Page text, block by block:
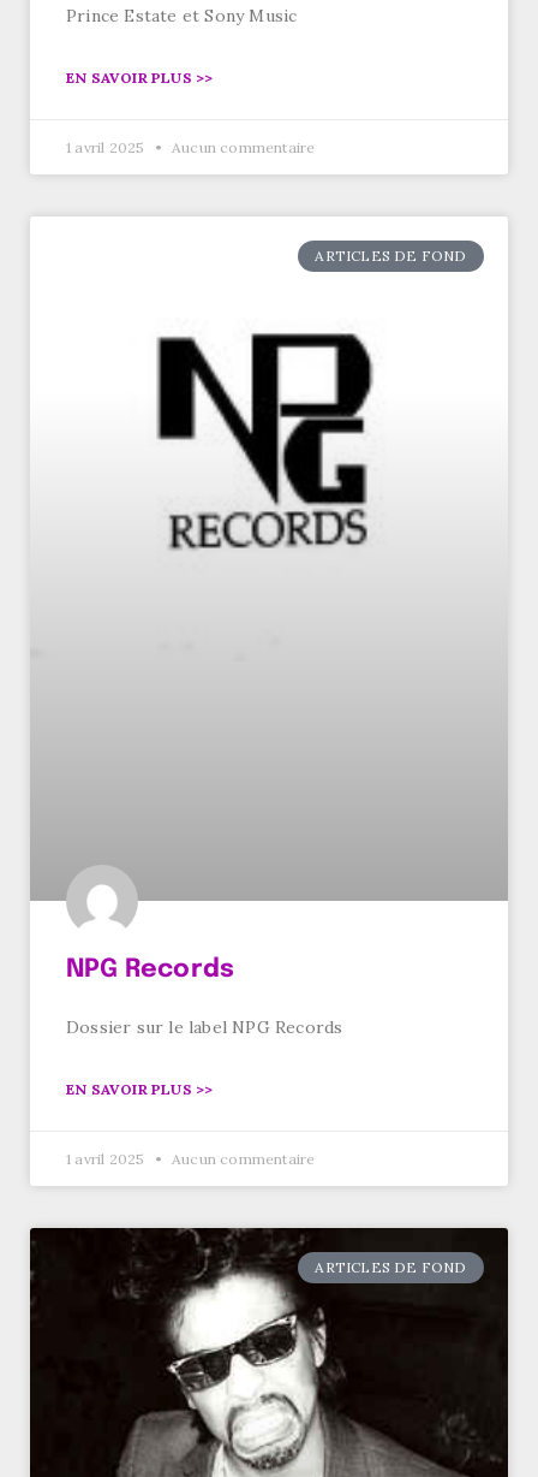
Prince Estate et Sony Music
EN SAVOIR PLUS >>
1 avril 2025 Aucun commentaire
ARTICLES DE FOND
NPG Records
Dossier sur le label NPG Records
EN SAVOIR PLUS >>
1 avril 2025 Aucun commentaire
ARTICLES DE FOND